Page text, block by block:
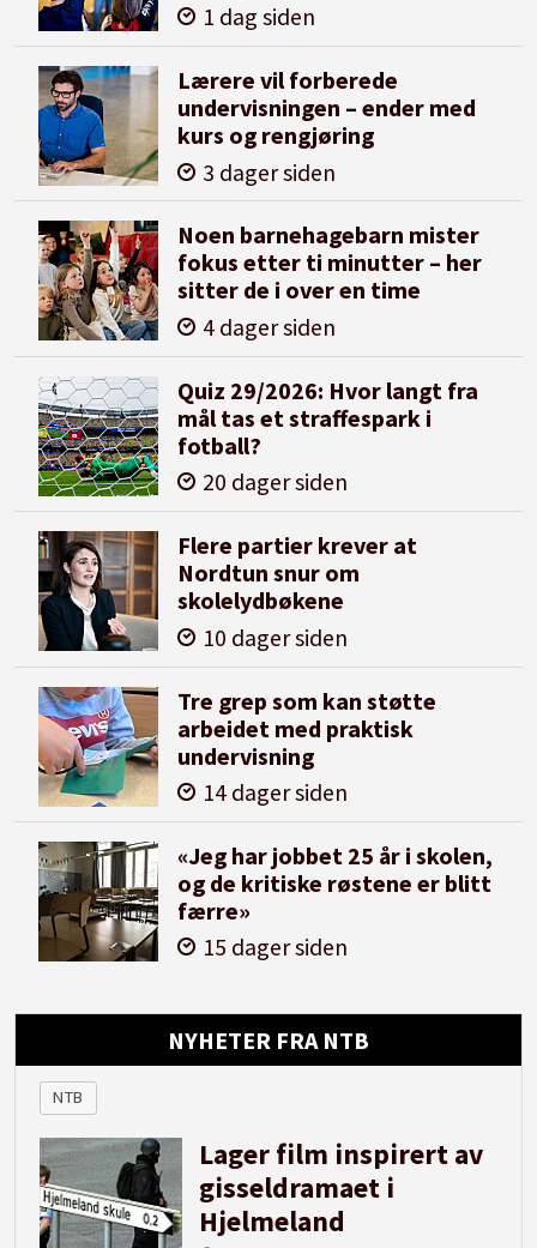
1 dag siden
Lærere vil forberede
undervisningen – ender med
kurs og rengjøring
3 dager siden
Noen barnehagebarn mister
fokus etter ti minutter – her
sitter de i over en time
4 dager siden
Quiz 29/2026: Hvor langt fra
mål tas et straffespark i
fotball?
20 dager siden
Flere partier krever at
Nordtun snur om
skolelydbøkene
10 dager siden
Tre grep som kan støtte
arbeidet med praktisk
undervisning
14 dager siden
«Jeg har jobbet 25 år i skolen,
og de kritiske røstene er blitt
færre»
15 dager siden
NYHETER FRA NTB
NTB
Lager film inspirert av
gisseldramaet i
Hjelmeland